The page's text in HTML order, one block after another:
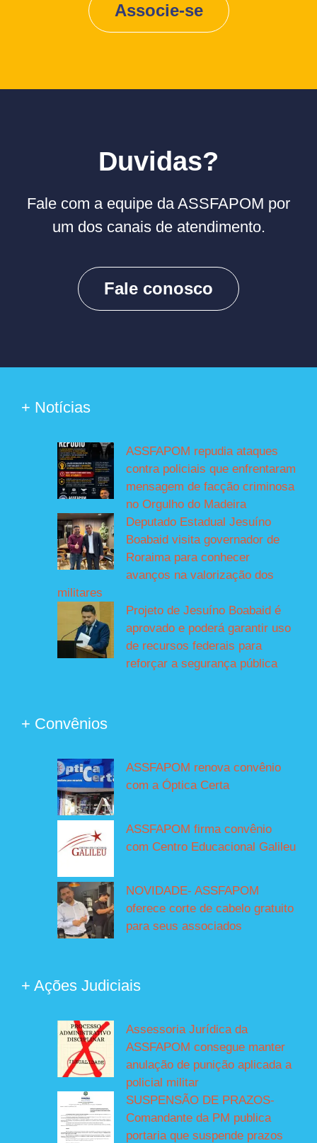
Associe-se
Duvidas?
Fale com a equipe da ASSFAPOM por
um dos canais de atendimento.
Fale conosco
+ Notícias
ASSFAPOM repudia ataques
contra policiais que enfrentaram
mensagem de facção criminosa
no Orgulho do Madeira
Deputado Estadual Jesuíno
Boabaid visita governador de
Roraima para conhecer
avanços na valorização dos
militares
Projeto de Jesuíno Boabaid é
aprovado e poderá garantir uso
de recursos federais para
reforçar a segurança pública
+ Convênios
ASSFAPOM renova convênio
com a Óptica Certa
ASSFAPOM firma convênio
com Centro Educacional Galileu
NOVIDADE- ASSFAPOM
oferece corte de cabelo gratuito
para seus associados
+ Ações Judiciais
Assessoria Jurídica da
ASSFAPOM consegue manter
anulação de punição aplicada a
policial militar
SUSPENSÃO DE PRAZOS-
Comandante da PM publica
portaria que suspende prazos